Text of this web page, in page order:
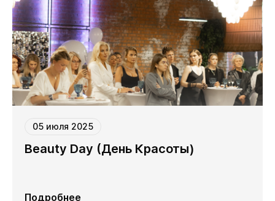
05 июля 2025
Beauty Day (День Красоты)
Подробнее